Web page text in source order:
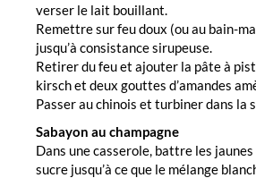
verser le lait bouillant.
Remettre sur feu doux (ou au bain-
jusqu’à consistance sirupeuse.
Retirer du feu et ajouter la pâte à
kirsch et deux gouttes d’amandes
Passer au chinois et turbiner dans la
Sabayon au champagne
Dans une casserole, battre les
sucre jusqu’à ce que le mélange